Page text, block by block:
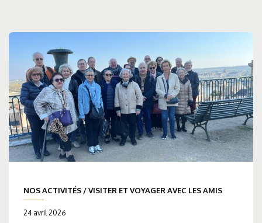
NOS ACTIVITÉS /VISITER ET VOYAGER AVEC LES AMIS
24 avril 2026